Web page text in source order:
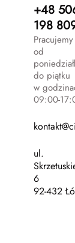
+48
198
Pracujemy
od
do piątku
w
09:00-
ul.
6
92-432